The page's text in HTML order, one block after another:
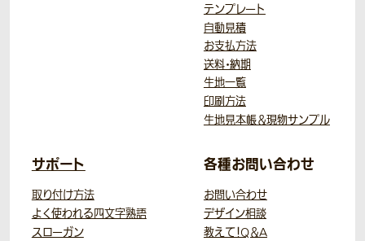
テンプレート
自動見積
お支払方法
送料・納期
生地一覧
印刷方法
生地見本帳＆現物サンプル
サポート
取り付け方法
よく使われる四文字熟語
スローガン
各種お問い合わせ
お問い合わせ
デザイン相談
教えて！Q＆A